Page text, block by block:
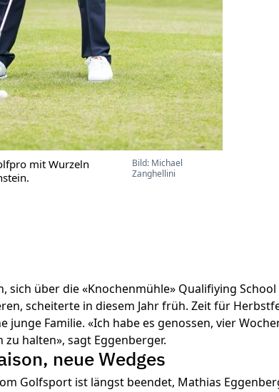
mit Wurzeln
Bild: Michael
Zanghellini
sich über die «Knochenmühle» Qualifiying
scheiterte in diesem Jahr früh. Zeit für
junge Familie. «Ich habe es genossen, vier
zu halten», sagt Eggenberger.
neue Wedges
Golfsport ist längst beendet, Mathias